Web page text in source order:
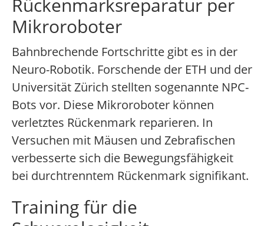
Rückenmarksreparatur per
Mikroroboter
Bahnbrechende Fortschritte gibt es in der
Neuro-Robotik. Forschende der ETH und der
Universität Zürich stellten sogenannte NPC-
Bots vor. Diese Mikroroboter können
verletztes Rückenmark reparieren. In
Versuchen mit Mäusen und Zebrafischen
verbesserte sich die Bewegungsfähigkeit
bei durchtrenntem Rückenmark signifikant.
Training für die